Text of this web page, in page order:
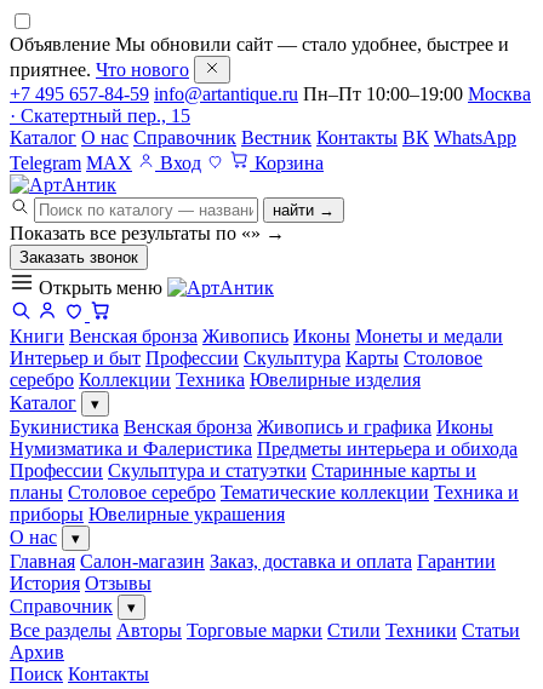
Объявление Мы обновили сайт — стало удобнее, быстрее и
приятнее. Что нового
+7 495 657-84-59 info@artantique.ru Пн–Пт 10:00–19:00 Москва
· Скатертный пер., 15
Каталог О нас Справочник Вестник Контакты ВК WhatsApp
Telegram MAX Вход Корзина
найти →
Показать все результаты по «» →
Заказать звонок
Открыть меню
Книги Венская бронза Живопись Иконы Монеты и медали
Интерьер и быт Профессии Скульптура Карты Столовое
серебро Коллекции Техника Ювелирные изделия
Каталог
▾
Букинистика Венская бронза Живопись и графика Иконы
Нумизматика и Фалеристика Предметы интерьера и обихода
Профессии Скульптура и статуэтки Старинные карты и
планы Столовое серебро Тематические коллекции Техника и
приборы Ювелирные украшения
О нас
▾
Главная Салон-магазин Заказ, доставка и оплата Гарантии
История Отзывы
Справочник
▾
Все разделы Авторы Торговые марки Стили Техники Статьи
Архив
Поиск Контакты